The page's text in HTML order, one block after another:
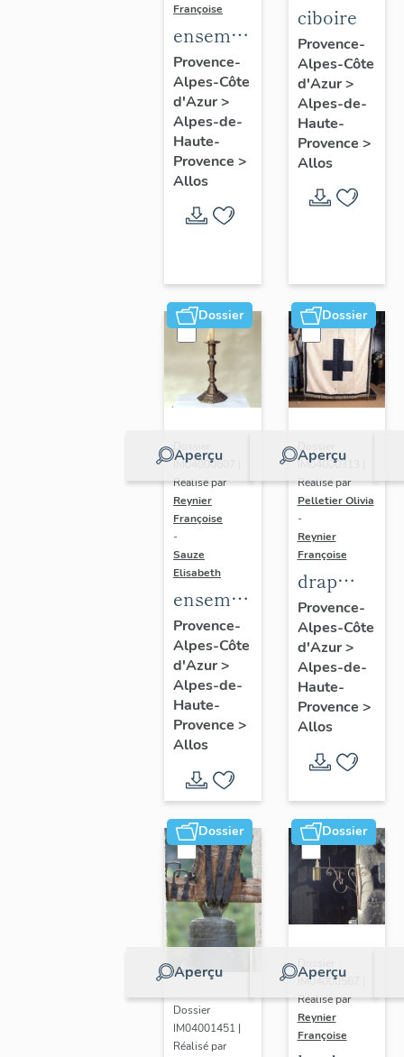
Françoise
ensemble
de 2
demi-
reliefs :
Buste
d'homme,
Buste de
femme
Provence-
Alpes-Côte
d'Azur>
Alpes-de-
Haute-
Provence >
Allos
ciboire
Provence-
Alpes-Côte
d'Azur>
Alpes-de-
Haute-
Provence >
Allos
Dossier
Aperçu
IM04000607 |
Réalisé par
Reynier
Françoise
-
Sauze
Elisabeth
ensemble
de 4
chandeliers
Provence-
Alpes-Côte
d'Azur>
Alpes-de-
Haute-
Provence >
Allos
Dossier
Aperçu
IM04000313 |
Réalisé par
Pelletier Olivia
-
Reynier
Françoise
drap
mortuaire
Provence-
Alpes-Côte
d'Azur>
Alpes-de-
Haute-
Provence >
Allos
Dossier
Aperçu
Dossier
IM04001451 |
Réalisé par
Dossier
Aperçu
IM04000567 |
Réalisé par
Reynier
Françoise